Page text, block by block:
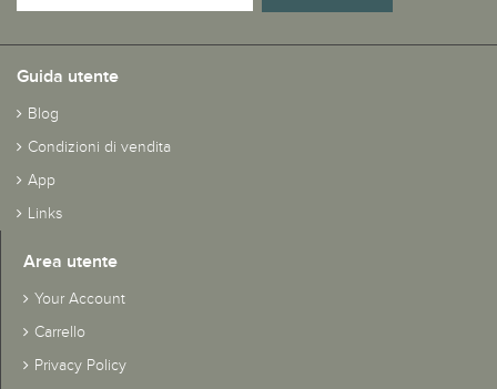
Guida utente
Blog
Condizioni di vendita
App
Links
Area utente
Your Account
Carrello
Privacy Policy